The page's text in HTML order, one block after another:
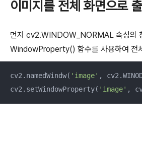
이미지를 전체 화면으로
먼저 cv2.WINDOW_NORMAL 속성의
WindowProperty() 함수를 사용하여 전
cv2.namedWindw( 'image' ,
cv2.setWindowProperty( 'image' ,